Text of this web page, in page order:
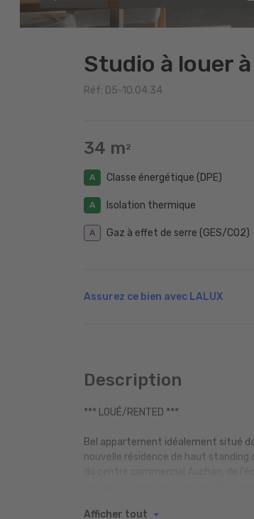
Studio à louer
Réf: D5-10.04.34
34 m2
A Classe énergétique (DPE)
A Isolation thermique
A Gaz à effet de serre (GES/CO2)
Assurez ce bien avec LALUX
Description
*** LOUÉ/RENTED ***
Bel appartement idéalement situé
nouvelle résidence de haut standing
Le studio meublé de 34m2 se
Afficher tout